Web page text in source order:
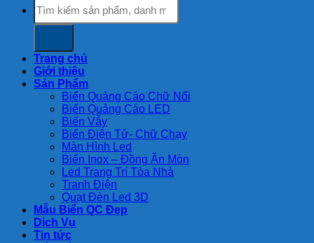
for:
Trang chủ
Giới thiệu
Sản Phẩm
Biển Quảng Cáo Chữ Nổi
Biển Quảng Cáo LED
Biển Vẫy
Biển Điện Tử- Chữ Chạy
Màn Hình Led
Biển Inox – Đồng Ăn Mòn
Led Trang Trí Tòa Nhà
Tranh Điện
Quạt Đèn Led 3D
Mẫu Biển QC Đẹp
Dịch Vụ
Tin tức